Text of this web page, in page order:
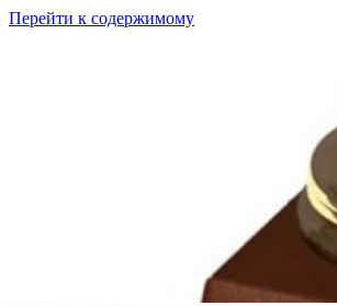
Перейти к содержимому